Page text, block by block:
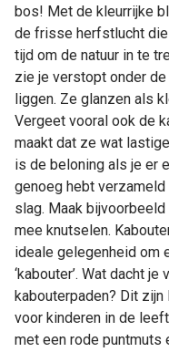
bos! Met de kleurrijke
de frisse herfstlucht
tijd om de natuur in te
zie je verstopt onder
liggen. Ze glanzen als
Vergeet vooral ook de
maakt dat ze wat
is de beloning als je er
genoeg hebt
slag. Maak
mee knutselen.
ideale gelegenheid om
‘kabouter’. Wat dacht
kabouterpaden? Dit
voor kinderen in de
met een rode puntmuts